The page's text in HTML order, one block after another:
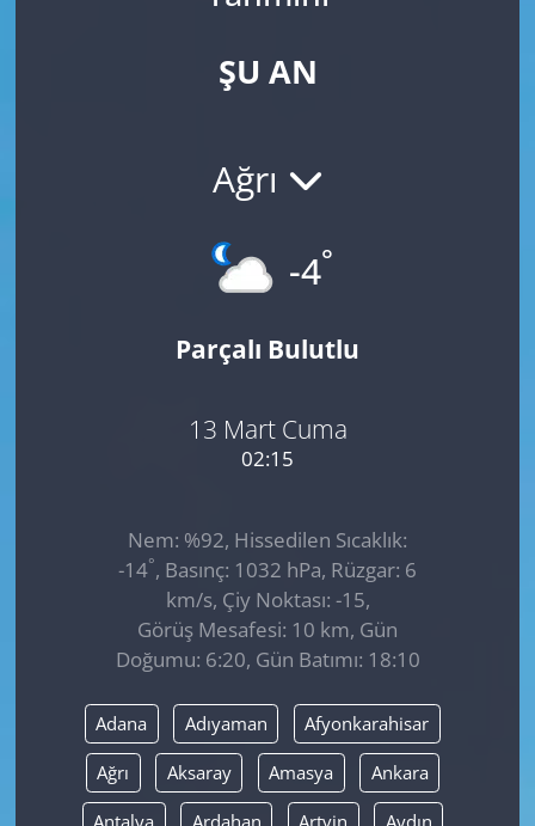
ŞU AN
Ağrı
-4°
Parçalı Bulutlu
13 Mart Cuma
02:15
Nem: %92, Hissedilen Sıcaklık:
-14°, Basınç: 1032 hPa, Rüzgar: 6
km/s, Çiy Noktası: -15,
Görüş Mesafesi: 10 km, Gün
Doğumu: 6:20, Gün Batımı: 18:10
Adana Adıyaman Afyonkarahisar
Ağrı Aksaray Amasya Ankara